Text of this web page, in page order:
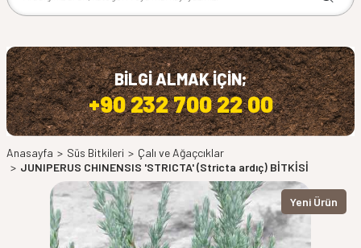
BİLGİ ALMAK İÇİN;
+90 232 700 22 00
Anasayfa > Süs Bitkileri > Çalı ve Ağaçcıklar
> JUNIPERUS CHINENSIS 'STRICTA' (Stricta ardıç) BİTKİSİ
Yeni Ürün